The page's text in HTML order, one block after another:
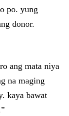
po. yung
donor.
ang mata niya
na maging
kaya bawat